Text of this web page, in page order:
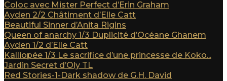
Coloc avec Mister Perfect d’Erin Graham
Ayden 2/2 Châtiment d’Elle Catt
Beautiful Sinner d’Anita Rigins
Queen of anarchy 1/3 Duplicité d’Océane Ghanem
Ayden 1/2 d’Elle Catt
Kalliopée 1/3 Le sacrifice d’une princesse de Koko...
Jardin Secret d’Oly TL
Red Stories-1-Dark shadow de G.H. David